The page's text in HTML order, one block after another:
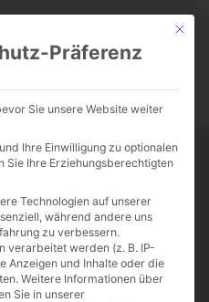
-:--
Familie
Katholizismus
Katholische Kirche
Mit
Präferenz
Sie unsere Website weiter
Ihre Einwilligung zu optionalen
Sie Ihre Erziehungsberechtigten
Technologien auf unserer
während andere uns
zu verbessern.
verarbeitet werden (z. B. IP-
Anzeigen und Inhalte oder die
Weitere Informationen über
Sie in unserer